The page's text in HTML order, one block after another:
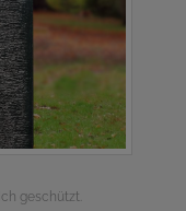
geschützt.